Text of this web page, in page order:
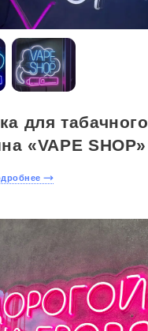
для табачного
«VAPE SHOP»